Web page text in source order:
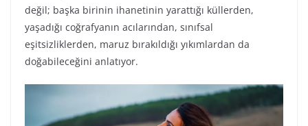
değil; başka birinin ihanetinin yarattığı küllerden,
yaşadığı coğrafyanın acılarından, sınıfsal
eşitsizliklerden, maruz bırakıldığı yıkımlardan da
doğabileceğini anlatıyor.